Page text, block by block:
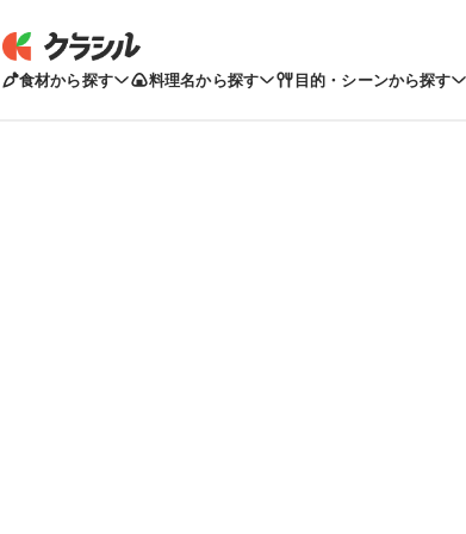
食材から探す 料理名から探す 目的・シーンから探す